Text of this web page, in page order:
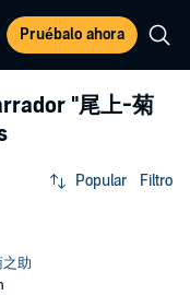
Pruébalo ahora
"尾上-菊
Popular Filtro
之助